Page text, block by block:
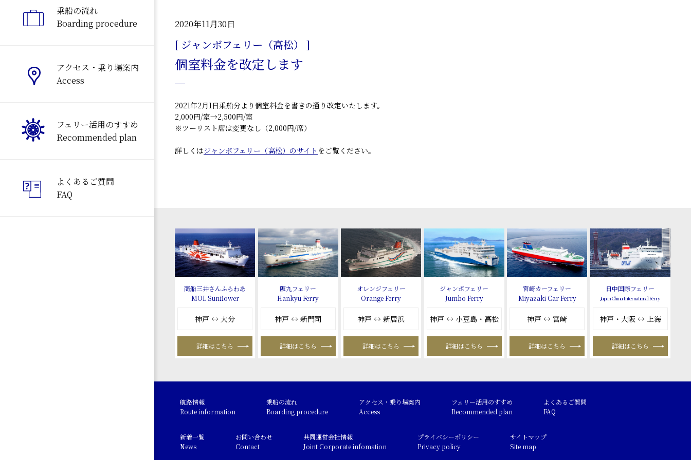
乗船の流れ
Boarding procedure
アクセス・乗り場案内
Access
フェリー活用のすすめ
Recommended plan
よくあるご質問
FAQ
2020年11月30日
[ ジャンボフェリー（高松） ]
個室料金を改定します
2021年2月1日乗船分より個室料金を書きの通り改定いたします。
2,000円/室→2,500円/室
※ツーリスト席は変更なし（2,000円/席）
詳しくはジャンボフェリー（高松）のサイト をご覧ください。
商船三井さんふらわあ
MOL Sunflower
神戸 ↔ 大分
詳細はこちら
阪九フェリー
Hankyu Ferry
神戸 ↔ 新門司
詳細はこちら
オレンジフェリー
Orange Ferry
神戸 ↔ 新居浜
詳細はこちら
ジャンボフェリー
Jumbo Ferry
神戸 ↔ 小豆島・高松
詳細はこちら
宮崎カーフェリー
Miyazaki Car Ferry
神戸 ↔ 宮崎
詳細はこちら
日中国際フェリー
Japan-China International Ferry
神戸・大阪 ↔ 上海
詳細はこちら
航路情報
Route information
乗船の流れ
Boarding procedure
アクセス・乗り場案内
Access
フェリー活用のすすめ
Recommended plan
よくあるご質問
FAQ
新着一覧
News
お問い合わせ
Contact
共同運営会社情報
Joint Corporate infomation
プライバシーポリシー
Privacy policy
サイトマップ
Site map